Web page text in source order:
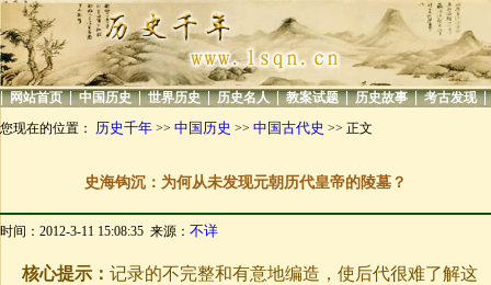
| 网站首页 | 中国历史 | 世界历史 | 历史名人 | 教案试题 | 历史故事 | 考古发现 |
您现在的位置： 历史千年 >> 中国历史 >> 中国古代史 >> 正文
史海钩沉：为何从未发现元朝历代皇帝的陵墓？
时间：2012-3-11 15:08:35 来源： 不详
核心提示： 记录的不完整和有意地编造，使后代很难了解这